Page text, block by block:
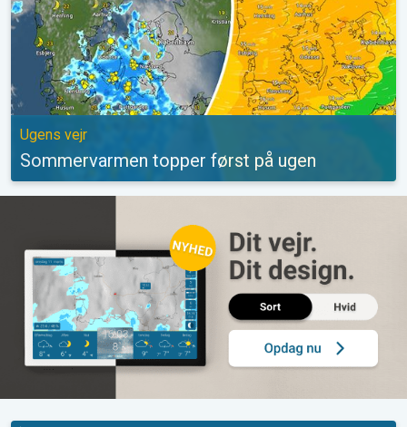
Ugens vejr
Sommervarmen topper først på ugen